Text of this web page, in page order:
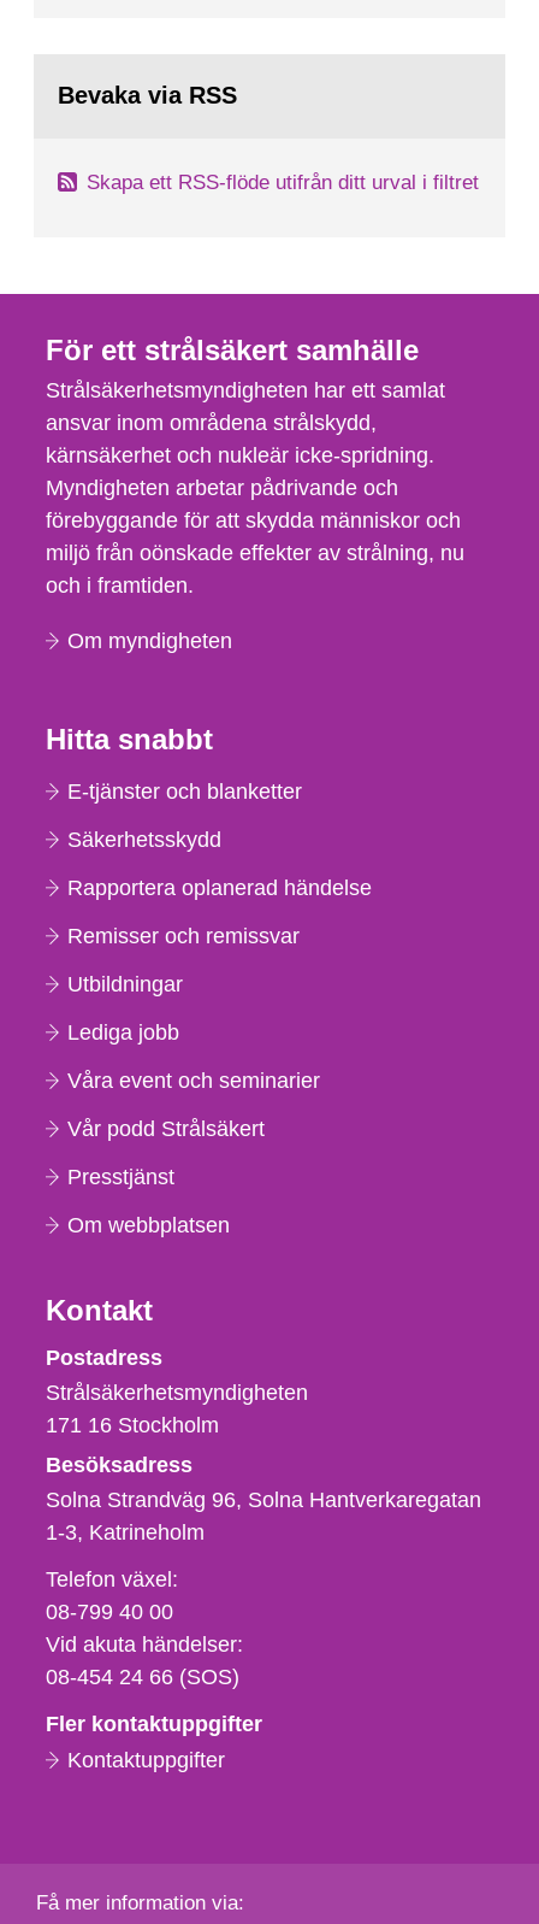
Bevaka via RSS
Skapa ett RSS-flöde utifrån ditt urval i filtret
För ett strålsäkert samhälle
Strålsäkerhetsmyndigheten har ett samlat
ansvar inom områdena strålskydd,
kärnsäkerhet och nukleär icke-spridning.
Myndigheten arbetar pådrivande och
förebyggande för att skydda människor och
miljö från oönskade effekter av strålning, nu
och i framtiden.
Om myndigheten
Hitta snabbt
E-tjänster och blanketter
Säkerhetsskydd
Rapportera oplanerad händelse
Remisser och remissvar
Utbildningar
Lediga jobb
Våra event och seminarier
Vår podd Strålsäkert
Presstjänst
Om webbplatsen
Kontakt
Strålsäkerhetsmyndigheten
Postadress
Strålsäkerhetsmyndigheten
171 16 Stockholm
Besöksadress
Solna Strandväg 96, Solna Hantverkaregatan
1-3 Katrineholm
Telefon,
fax
och
e-
Telefon växel:
08-799 40 00
Vid akuta händelser:
08-454 24 66 (SOS)
Fler kontaktuppgifter
Kontaktuppgifter
Få mer information via: